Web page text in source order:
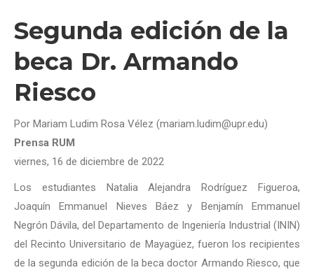
Segunda edición de la
beca Dr. Armando
Riesco
Por Mariam Ludim Rosa Vélez (mariam.ludim@upr.edu)
Prensa RUM
viernes, 16 de diciembre de 2022
Los estudiantes Natalia Alejandra Rodríguez Figueroa,
Joaquín Emmanuel Nieves Báez y Benjamín Emmanuel
Negrón Dávila, del Departamento de Ingeniería Industrial (ININ)
del Recinto Universitario de Mayagüez, fueron los recipientes
de la segunda edición de la beca doctor Armando Riesco, que